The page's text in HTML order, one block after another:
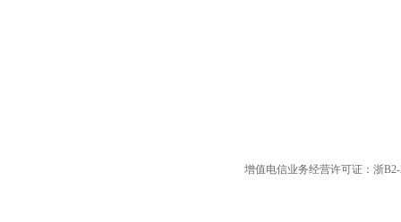
增值电信业务经营许可证：浙